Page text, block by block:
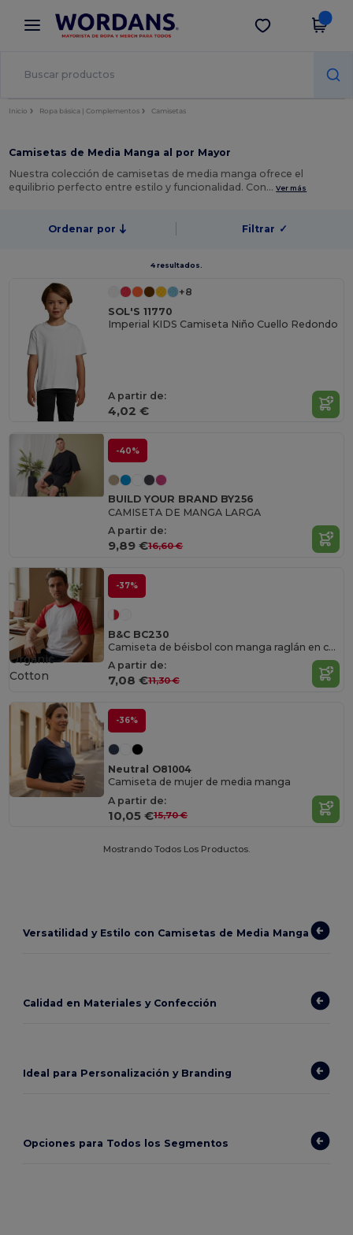
× App de Wordans
¡Mejores precios en app!
Descargar app
Inicio Ropa básica | Complementos Camisetas
Camisetas de Media Manga al por Mayor
Nuestra colección de camisetas de media manga ofrece el
equilibrio perfecto entre estilo y funcionalidad. Con…Ver más
Ordenar por Filtrar ✓
4 resultados.
+8
SOL'S 11770
Imperial KIDS Camiseta Niño Cuello Redondo
A partir de:
4,02 €
-40%
BUILD YOUR BRAND BY256
CAMISETA DE MANGA LARGA
A partir de:
9,89 €16,60 €
-37%
B&C BC230
Camiseta de béisbol con manga raglán en contraste
A partir de:
7,08 €11,30 €
Organic
Cotton
-36%
Neutral O81004
Camiseta de mujer de media manga
A partir de:
10,05 €15,70 €
Mostrando Todos Los Productos.
Versatilidad y Estilo con Camisetas de Media Manga
Calidad en Materiales y Confección
Ideal para Personalización y Branding
Opciones para Todos los Segmentos